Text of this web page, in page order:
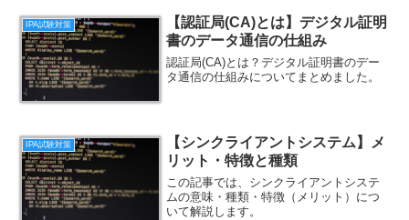
IPA試験対策
【認証局(CA)とは】デジタル証明
書のデータ通信の仕組み
認証局(CA)とは？デジタル証明書のデー
タ通信の仕組みについてまとめました。
IPA試験対策
【シンクライアントシステム】メ
リット・特徴と種類
この記事では、シンクライアントシステ
ムの意味・種類・特徴（メリット）につ
いて解説します。